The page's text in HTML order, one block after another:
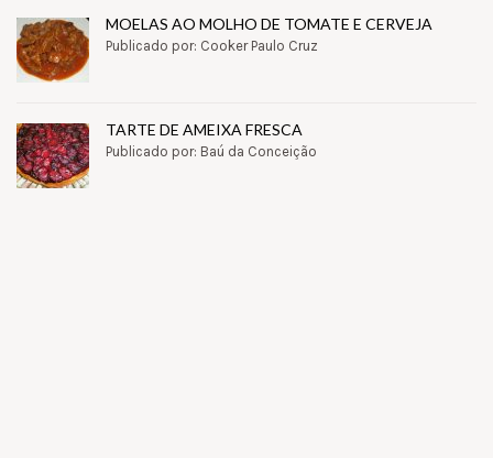
MOELAS AO MOLHO DE TOMATE E CERVEJA
Publicado por: Cooker Paulo Cruz
TARTE DE AMEIXA FRESCA
Publicado por: Baú da Conceição